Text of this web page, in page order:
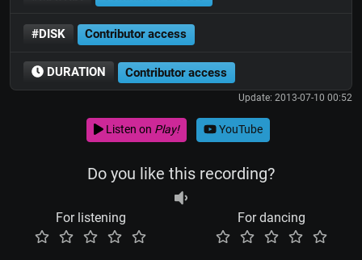
#DISK Contributor access
DURATION Contributor access
Update: 2013-07-10 00:52
Listen on Play! YouTube
Do you like this recording?
For listening For dancing